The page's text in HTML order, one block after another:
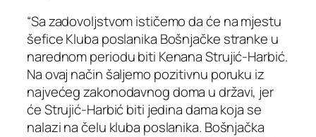
“Sa zadovoljstvom ističemo da će na mjestu
šefice Kluba poslanika Bošnjačke stranke u
narednom periodu biti Kenana Strujić-Harbić.
Na ovaj način šaljemo pozitivnu poruku iz
najvećeg zakonodavnog doma u državi, jer
će Strujić-Harbić biti jedina dama koja se
nalazi na čelu kluba poslanika. Bošnjačka